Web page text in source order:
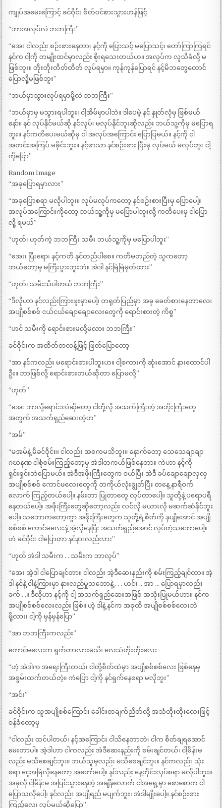
ကျုပ်အမေးကြောင့် ခင်ဝိုင်း စိတ်ဝင်စားသွားဟန်ဖြင့်
“ဘာအလုပ်လဲ ဘဘကြီး”
“အေး ငါလည်း စဉ်းစားနေတာ၊ နင့်ကို ပြောသင့် မပြောသင့်၊ တော်ကြာကြရင်
နင်က ငါ့ကို တမျိုးထင်မှာလည်း စိုးရသေးတယ်ဟ။ အလုပ်က လူသိခံလို့ မ
ဖြစ်ဘူး။ တိုးတိုးတိတ်တိတ် လုပ်ရမှာ။ ကုန်ကုန်ပြောရင် နင့်မိဘတွေတောင်
ပြောလို့မဖြစ်ဘူး”
“ဘယ်မှာသွားလုပ်ရမှာမို့လဲ ဘဘကြီး”
“ဘယ်မှာမှ မသွားရပါဘူး၊ ငါ့အိမ်မှာပါဘဲ။ ဒါပေမဲ့ နင် နှုတ်လုံမှ ဖြစ်မယ်
နော်။ နင် လုပ်နိုင်မယ်ဆို နင်လုပ်၊ မလုပ်နိုင်ဘူးဆိုလည်း ဘယ်သူ့ကိုမှ မပြောရ
ဘူး။ နင်ကတိပေးမယ်ဆိုမှ ငါ အလုပ်အကြောင်း ပြောပြမယ်။ နင့်ကို ငါ
အတင်းအကြပ် မခိုင်းဘူး။ နင့်ဖာသာ နင်စဉ်းစား ပြီးမှ လုပ်မယ် မလုပ်ဘူး ငါ့
ကိုပြော”
Random Image
“အခုပြောရမှာလား”
“အခုပြောစရာ မလိုပါဘူး။ လုပ်မလုပ်ကတော့ နင်စဉ်းစားပြီးမှ ပြောပေါ့။
အလုပ်အကြောင်းကိုတော့ ဘယ်သူ့ကိုမှ မပြောပါဘူးလို့ ကတိပေးမှ ငါပြော
လို့ ရမယ်”
“ဟုတ်၊ ဟုတ်ကဲ့ ဘဘကြီး သမီး ဘယ်သူ့ကိုမှ မပြောပါဘူး”
“အေး၊ ပြီးရော၊ နင့်ကတိ နင်တည်ပါစေ။ ကတိမတည်တဲ့ သူကတော့
ဘယ်တော့မှ မကြီးပွားဘူးဘဲ။ အဲဒါ နင်မြဲမြဲမှတ်ထား”
“ဟုတ်၊ သမီးသိပါတယ် ဘဘကြီး”
“ဒီလိုဟာ နင်လည်းကြားဖူးမှာပေါ့၊ တရုတ်ပြည်မှာ အခု ခေတ်စားနေတာလေ၊
အပျိုစစ်စစ် ငယ်ငယ်ချောချောလေးတွေကို ရောင်းစားတဲ့ ကိစ္စ”
“ဟင် သမီးကို ရောင်းစားမလို့မလား ဘဘကြီး”
ခင်ဝိုင်းက အထိတ်တလန့်ဖြင့် ဖြတ်ပြောတော့
“အာ နင်ကလည်း မရောင်းစားပါဘူးဟ။ ငါ့စကားကို ဆုံးအောင် နားထောင်ပါ
ဦး။ ဘာဖြစ်လို့ ရောင်းစားတယ်ဆိုတာ ပြောမလို့”
“ဟုတ်”
“အေး ဘာလို့ရောင်းလဲဆိုတော့ ငါတို့လို အသက်ကြီးတဲ့ အဘိုးကြီးတွေ
အတွက် အသက်ရှည်ဆေးတဲ့ဟ”
“အမ်”
“မအမ်နဲ့ မိခင်ဝိုင်း။ ငါလည်း အစကမသိဘူး။ နောက်တော့ သေသေချာချာ
ဂဃနဏ ငါစုံစမ်းကြည့်တော့မှ အဲဒါတကယ်ဖြစ်နေတာ။ ကဲဟာ နင့်ကို
ရှင်းရှင်းဘဲပြောမယ်။ အဲဒီအဖိုးကြီးတွေက ဝယ်ပြီး အဲဒီ ခပ်ချောချောလှလှ
အပျိုစစ်စစ် ကောင်မလေးတွေကို တကိုယ်လုံးချွတ်ပြီး တနေ့ နာရီဝက်
လောက် ကြည့်တယ်ပေါ့။ နမ်းတာ ပြုတာတွေ လုပ်တာပေါ့။ သူတို့နဲ့ ပရောပရီ
နေတယ်ပေါ့။ အဖိုးကြီးတွေဆိုတော့လည်း လင်လို မယားလို မဆက်ဆံနိုင်ဘူး
ပေါ့။ သဘောကတော့ကွာ အဖိုးကြီးတွေက သူတို့ရဲ့စိတ်ကို နုပျိုအောင် အပျို
စစ်စစ် ကောင်မလေးနဲ့ အဲ့လိုနေပြီး အသက်ရှည်အောင် လုပ်တဲ့သဘောပေါ့။
ဟဲ ခင်ဝိုင်း ငါပြောတာ နင်နားလည်လား”
“ဟုတ် အဲဒါ သမီးက . . သမီးက ဘာလုပ်”
“အေး အဲ့ဒါ ငါပြောချင်တာ။ ငါလည်း အဲ့ဒီဆေးနည်းကို စမ်းကြည့်ချင်တာ။ အဲ့
ဒါ နင်နဲ့ ငါနဲ့ကြားမှာ နားလည်မှုသဘောနဲ့ . . . ဟင်း .. အာ … ပြောရမှာလည်း
ခက် . .။ ဒီလိုဟာ နင့်ကို ငါ့ အသက်ရှည်ဆေးအဖြစ် အသုံးပြုမယ်ဟာ။ နင်က
အပျိုစစ်စစ်လေးလည်း ဖြစ်။ ဟဲ့ ဒါနဲ့ နင်က အခုထိ အပျိုစစ်စစ်လေးဘဲ
မို့လား၊ ငါ့ကို မှန်မှန်ပြော”
“အာ ဘဘကြီးကလည်း”
ကောင်မလေးက ရှက်တာလားမသိ၊ လေသံတိုးတိုးလေး
“ဟဲ့ အဲဒါက အရေးကြီးတယ်၊ ငါတို့စိတ်ထဲမှာ အပျိုစစ်စစ်လေး ဖြစ်နေမှ
အစွမ်းထက်တယ်တဲ့။ ကဲပြော ငါ့ကို နင်ရှက်နေစရာ မလိုဘူး”
“အင်း”
ခင်ဝိုင်းက သူအပျိုစစ်ကြောင်း ခေါင်းတချက်ညိတ်လို့ အသံတိုးတိုးလေးဖြင့်
ဝန်ခံတော့မှ
“ငါလည်း ထင်ပါတယ်၊ နင့်အကြောင်း ငါသိနေတာဘဲ၊ ငါက စိတ်ချရအောင်
မေးတာပါ။ အဲ့ဒါဟာ ငါကလည်း အဲဒီဆေးနည်းကို စမ်းချင်တယ်၊ ငါ့မိန်းမ
လည်း မသိစေချင်ဘူး။ ဘယ်သူမှလည်း မသိစေချင်ဘူး။ နင်ကလည်း သုံး
စရာ ငွေအမြဲလိုနေတော့ အတော်ပေါ့။ နင်လည်း နေ့တိုင်းလုပ်စရာ မလိုပါဘူး။
အခုလို ငါ့မိန်းမ အပြင်သွားနေတဲ့ အချိန်လောက် ငါအရှေ့မှာ စောစောက ငါ
ပြောသလိုပေါ့၊ နင်လည်း အပျိုရည် မပျက်ဘူး၊ အဲဒါမျိုးပေါ့။ နင်စဉ်းစား
ကြည့်လေ၊ လုပ်မယ်ဆိုပြော”